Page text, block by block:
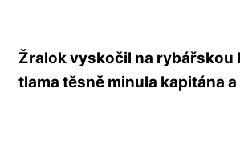
Žralok vyskočil na rybářskou
tlama těsně minula kapitána